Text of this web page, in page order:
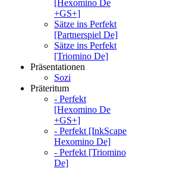
[Hexomino De
+GS+]
Sätze ins Perfekt
[Partnerspiel De]
Sätze ins Perfekt
[Triomino De]
Präsentationen
Sozi
Präteritum
- Perfekt
[Hexomino De
+GS+]
- Perfekt [InkScape
Hexomino De]
- Perfekt [Triomino
De]